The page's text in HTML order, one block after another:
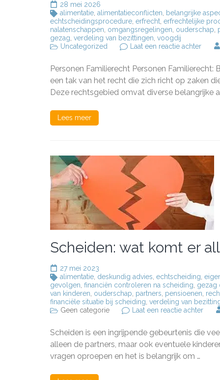
28 mei 2026
alimentatie alimentatieconflicten belangrijke
echtscheidingsprocedure erfrecht erfrechtelijke
nalatenschappen omgangsregelingen ouderschap
gezag verdeling van bezittingen voogdij
Uncategorized
Laat een reactie achterop
van
Een
Personen Familierecht Personen
een tak van het recht die zich richt op zaken
Deze rechtsgebied omvat diverse belangrijke
Lees meer
Scheiden: wat komt er
27 mei 2023
alimentatie deskundig advies echtscheiding
gevolgen financiën controleren na scheiding gezag
van kinderen ouderschap partners pensioenen
financiële situatie bij scheiding verdeling van
Geen categorie
Laat een reactie achterop
komt
er
Scheiden is een ingrijpende gebeurtenis die
alleen de partners, maar ook eventuele
vragen oproepen en het is belangrijk om …